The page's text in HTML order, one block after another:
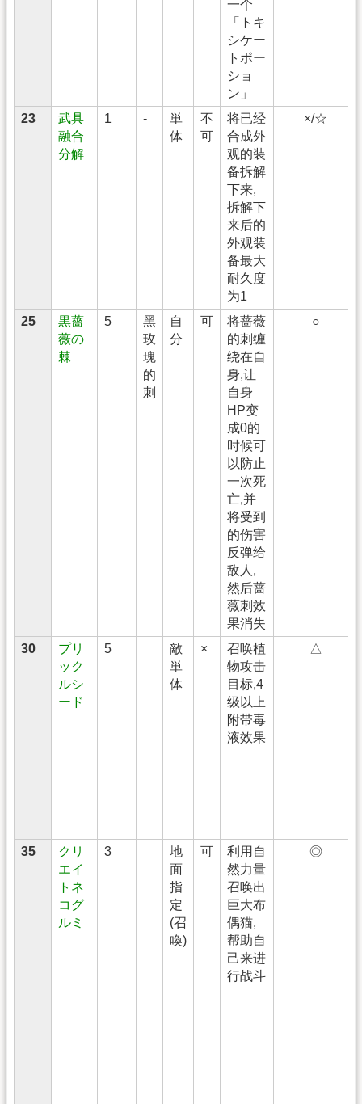
一个
「トキ
シケー
トポー
ショ
ン」
23
武具
融合
分解
1 -
単
体
不
可
将已经
合成外
观的装
备拆解
下来,
拆解下
来后的
外观装
备最大
耐久度
为1
×/☆
25
黒薔
薇の
棘
5
黑
玫
瑰
的
刺
自
分
可
将蔷薇
的刺缠
绕在自
身,让
自身
HP变
成0的
时候可
以防止
一次死
亡,并
将受到
的伤害
反弹给
敌人,
然后蔷
薇刺效
果消失
○
30
プリ
ック
ルシ
ード
5
敵
単
体
×
召唤植
物攻击
目标,4
级以上
附带毒
液效果
△
35
クリ
エイ
トネ
コグ
ルミ
3
地
面
指
定
(召
喚)
可
利用自
然力量
召唤出
巨大布
偶猫,
帮助自
己来进
行战斗
◎